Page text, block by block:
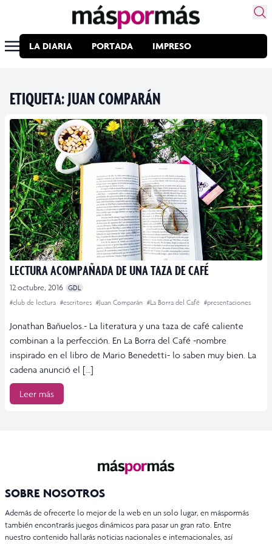
LA DIARIA PORTADA IMPRESO
ETIQUETA:JUAN COMPARÁN
LECTURA ACOMPAÑADA DE UNA TAZA DE CAFÉ
12 octubre, 2016 GDL
#club de lectura #escritores #Juan Comparán #La Borra del Café #presentaciones
Jonathan Bañuelos.- La literatura y una taza de café caliente
combinan a la perfección. En La Borra del Café -nombre
inspirado en el libro de Mario Benedetti- lo saben muy bien. La
cadena anunció el […]
Leer más
SOBRE NOSOTROS
Además de ofrecerte lo mejor de la web en un solo lugar, en máspormás
también encontrarás juegos dinámicos para pasar un gran rato. Entre
nuestro contenido hallarás noticias nacionales e internacionales, así